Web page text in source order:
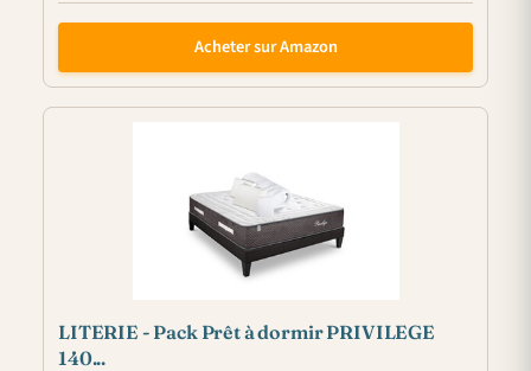
Acheter sur Amazon
LITERIE - Pack Prêt à dormir PRIVILEGE
140...